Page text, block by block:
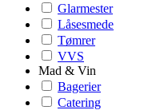
Glarmester
Låsesmede
Tømrer
VVS
Mad & Vin
Bagerier
Catering